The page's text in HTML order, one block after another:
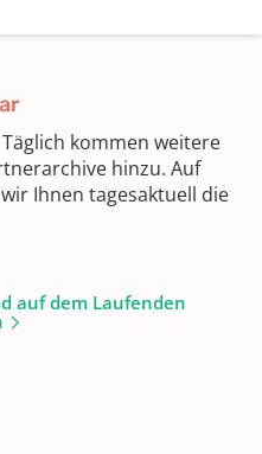
kommen weitere
hinzu. Auf
Ihnen tagesaktuell die
auf dem Laufenden